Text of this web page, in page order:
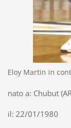
Eloy Martin in
nato a: Chubut
il: 22/01/1980